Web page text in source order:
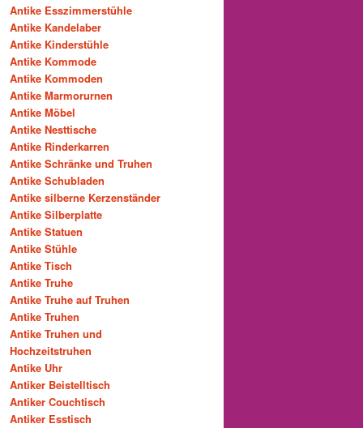
Antike Esszimmerstühle
Antike Kandelaber
Antike Kinderstühle
Antike Kommode
Antike Kommoden
Antike Marmorurnen
Antike Möbel
Antike Nesttische
Antike Rinderkarren
Antike Schränke und Truhen
Antike Schubladen
Antike silberne Kerzenständer
Antike Silberplatte
Antike Statuen
Antike Stühle
Antike Tisch
Antike Truhe
Antike Truhe auf Truhen
Antike Truhen
Antike Truhen und
Hochzeitstruhen
Antike Uhr
Antiker Beistelltisch
Antiker Couchtisch
Antiker Esstisch